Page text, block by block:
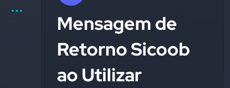
Mensagem de
Retorno Sicoob
ao Utilizar